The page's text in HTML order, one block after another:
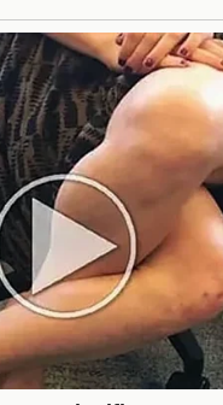
es La Jefa y
el
una figura central
encargada de
concursantes en
ya que no
dentro de la casa,
de influir en
del juego. A
mantener el